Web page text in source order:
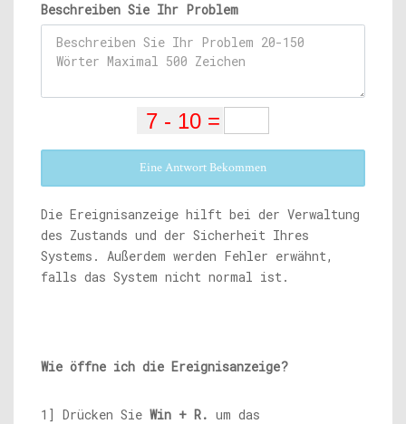
Beschreiben Sie Ihr Problem
Eine Antwort Bekommen
Die Ereignisanzeige hilft bei der Verwaltung
des Zustands und der Sicherheit Ihres
Systems. Außerdem werden Fehler erwähnt,
falls das System nicht normal ist.
Wie öffne ich die Ereignisanzeige?
1] Drücken Sie Win + R. um das